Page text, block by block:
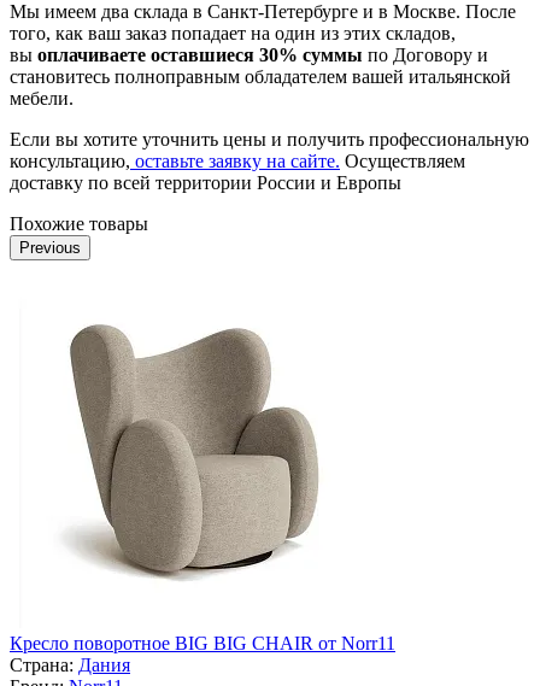
Мы имеем два склада в Санкт-Петербурге и в Москве. После
того, как ваш заказ попадает на один из этих складов,
вы оплачиваете оставшиеся 30% суммы по Договору и
становитесь полноправным обладателем вашей итальянской
мебели.
Если вы хотите уточнить цены и получить профессиональную
консультацию, оставьте заявку на сайте. Осуществляем
доставку по всей территории России и Европы
Похожие товары
Previous
Кресло поворотное BIG BIG CHAIR от Norr11
Страна: Дания